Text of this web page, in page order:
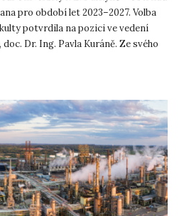
pro období let 2023–2027. Volba
potvrdila na pozici ve vedení
Dr. Ing. Pavla Kuráně. Ze svého